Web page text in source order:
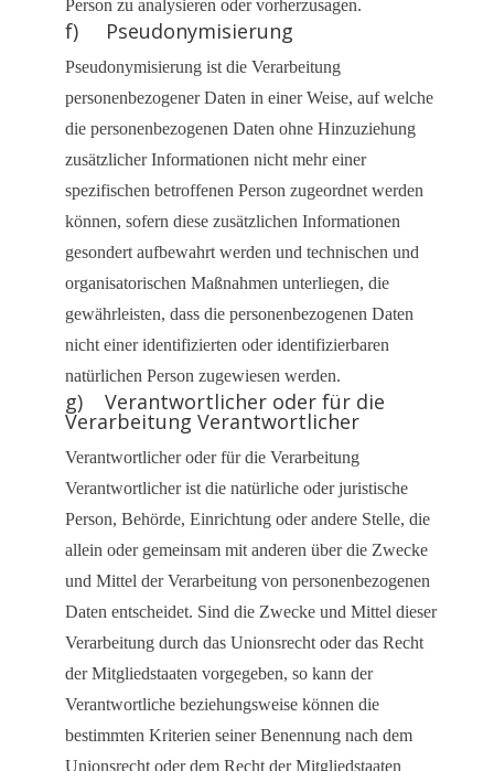
Person zu analysieren oder vorherzusagen.
f) Pseudonymisierung
Pseudonymisierung ist die Verarbeitung
personenbezogener Daten in einer Weise, auf welche
die personenbezogenen Daten ohne Hinzuziehung
zusätzlicher Informationen nicht mehr einer
spezifischen betroffenen Person zugeordnet werden
können, sofern diese zusätzlichen Informationen
gesondert aufbewahrt werden und technischen und
organisatorischen Maßnahmen unterliegen, die
gewährleisten, dass die personenbezogenen Daten
nicht einer identifizierten oder identifizierbaren
natürlichen Person zugewiesen werden.
g) Verantwortlicher oder für die
Verarbeitung Verantwortlicher
Verantwortlicher oder für die Verarbeitung
Verantwortlicher ist die natürliche oder juristische
Person, Behörde, Einrichtung oder andere Stelle, die
allein oder gemeinsam mit anderen über die Zwecke
und Mittel der Verarbeitung von personenbezogenen
Daten entscheidet. Sind die Zwecke und Mittel dieser
Verarbeitung durch das Unionsrecht oder das Recht
der Mitgliedstaaten vorgegeben, so kann der
Verantwortliche beziehungsweise können die
bestimmten Kriterien seiner Benennung nach dem
Unionsrecht oder dem Recht der Mitgliedstaaten